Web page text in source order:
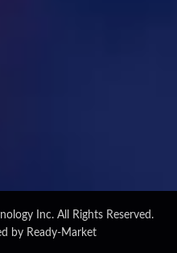
Inc.All Rights Reserved.
by Ready-Market